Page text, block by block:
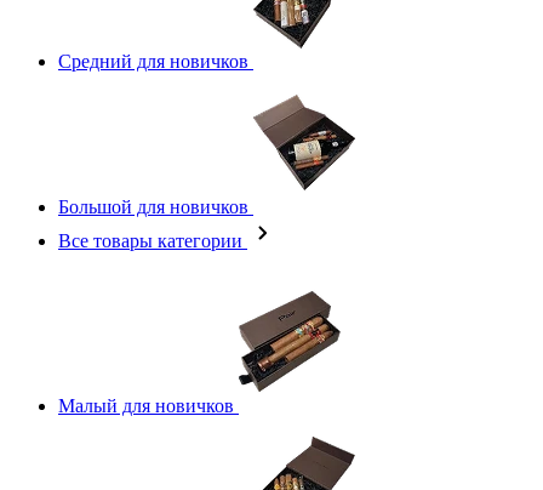
Средний для новичков
Большой для новичков
Все товары категории
Малый для новичков